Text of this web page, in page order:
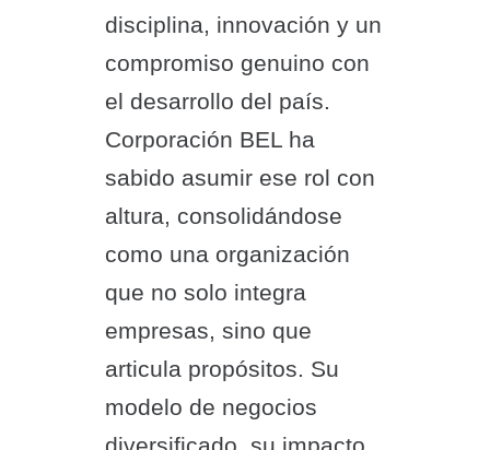
disciplina, innovación y un
compromiso genuino con
el desarrollo del país.
Corporación BEL ha
sabido asumir ese rol con
altura, consolidándose
como una organización
que no solo integra
empresas, sino que
articula propósitos. Su
modelo de negocios
diversificado, su impacto